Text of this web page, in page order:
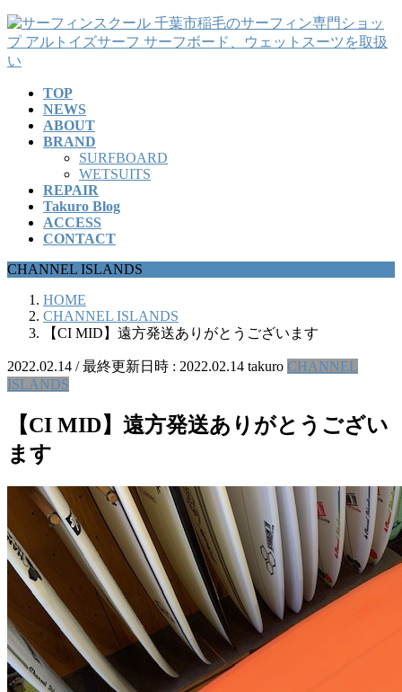
コ
ン
テ
ナ
ビ
ゲ
TOP
NEWS
ABOUT
BRAND
SURFBOARD
WETSUITS
REPAIR
Takuro Blog
ACCESS
CONTACT
CHANNEL ISLANDS
HOME
CHANNEL ISLANDS
【CI MID】遠方発送ありがとうございます
2022.02.14 / 最終更新日時 : 2022.02.14 takuro CHANNEL
ISLANDS
【CI MID】遠方発送ありがとうござい
ます